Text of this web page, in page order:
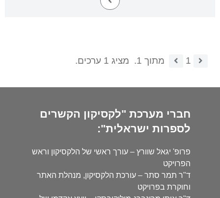
1 מתוך 1. מציג 1 ערכים.
חברי מערכת "לקסיקון הקשרים
לספרות ישראלית":
פרופ' יגאל שוורץ – עורך ראשי של הלקסיקון וראש
הפרויקט
ד"ר תמר סתר – עורכת הלקסיקון, מנהלת האתר
וחוקרת בפרויקט